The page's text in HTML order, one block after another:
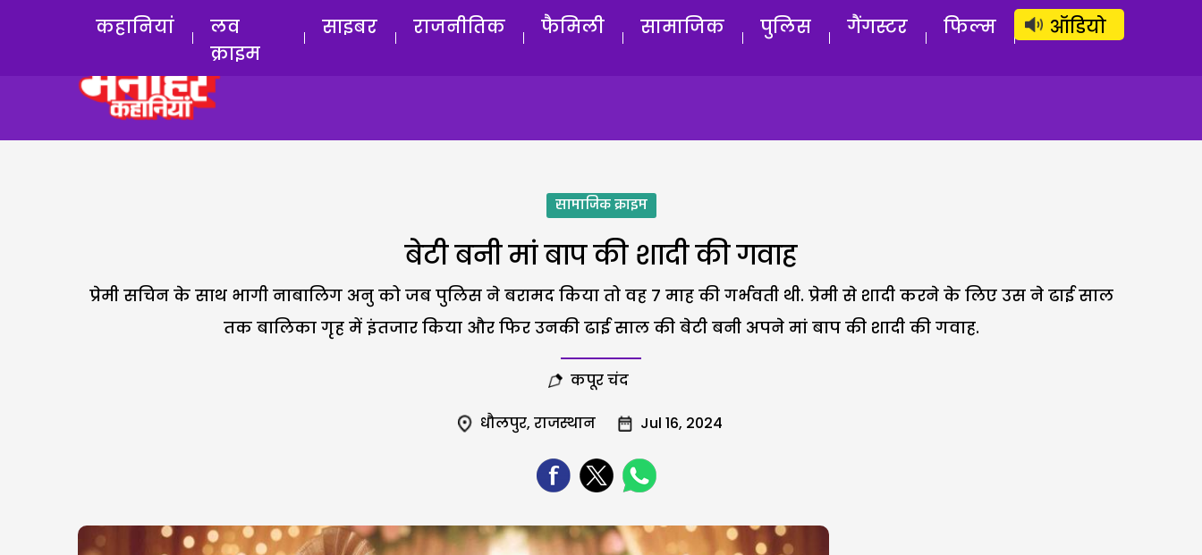
लॉग इन सब्सक्राइब करें
कहानियां
लव
क्राइम
साइबर राजनीतिक फैमिली सामाजिक पुलिस गैंगस्टर फिल्म ऑडियो
सामाजिक क्राइम
बेटी बनी मां बाप की शादी की गवाह
प्रेमी सचिन के साथ भागी नाबालिग अनु को जब पुलिस ने बरामद किया तो वह 7 माह की गर्भवती थी. प्रेमी से शादी करने के लिए उस ने ढाई साल
तक बालिका गृह में इंतजार किया और फिर उनकी ढाई साल की बेटी बनी अपने मां बाप की शादी की गवाह.
कपूर चंद
धौलपुर, राजस्थान Jul 16, 2024